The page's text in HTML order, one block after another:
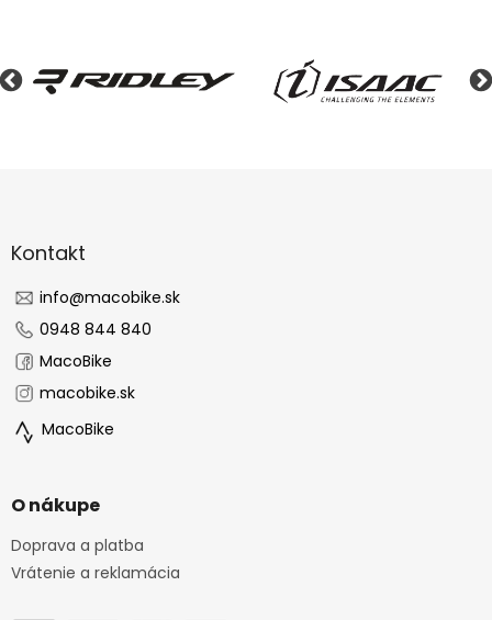
äKontakt
info@macobike.sk
0948 844 840
MacoBike
macobike.sk
MacoBike
O nákupe
Doprava a platba
Vrátenie a reklamácia